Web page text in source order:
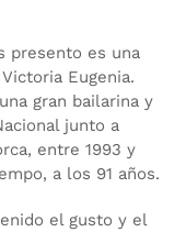
presento es una
Eugenia.
gran bailarina y
junto a
entre 1993 y
a los 91 años.
el gusto y el